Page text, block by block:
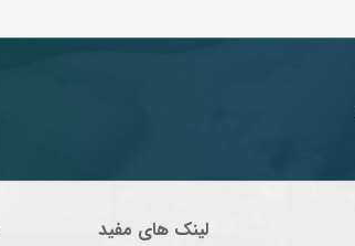
لینک های مفید